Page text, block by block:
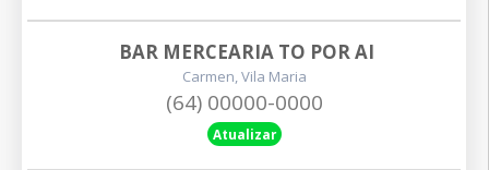
BAR MERCEARIA TO POR AI
Carmen, Vila Maria
(64) 00000-0000
Atualizar